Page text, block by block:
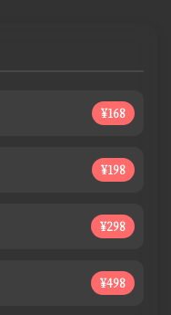
¥168
¥198
¥298
¥498